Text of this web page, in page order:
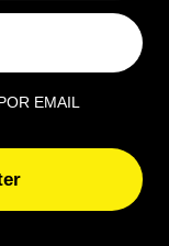
lugar
EMAIL